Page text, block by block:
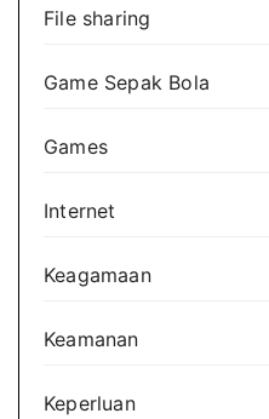
File sharing
Game Sepak Bola
Games
Internet
Keagamaan
Keamanan
Keperluan